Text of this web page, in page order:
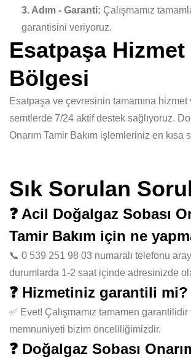
3. Adım - Garanti: Çalışmamız
garantisini veriyoruz.
Esatpaşa Hizmet
Bölgesi
Esatpaşa ve çevresinin tamamına
semtlerde 7/24 aktif destek sağlıyoruz.
Onarım Tamir Bakım işlemleriniz en kısa
Sık Sorulan
❓ Acil Doğalgaz Sobası
Tamir Bakım için ne
📞 0 539 251 98 03 numaralı telefonu
durumlarda 1-2 saat içinde adresinizde
❓ Hizmetiniz garantili mi?
✅ Evet! Çalışmamız tamamen
memnuniyeti bizim önceliliğimizdir.
❓ Doğalgaz Sobası